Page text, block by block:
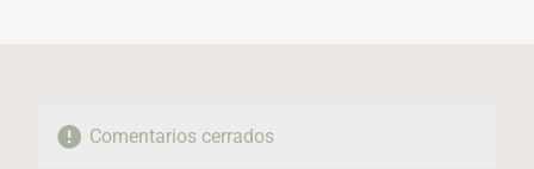
Comentarios cerrados